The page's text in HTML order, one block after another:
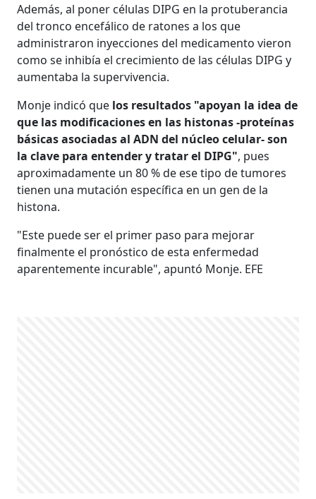
Además, al poner células DIPG en la protuberancia
del tronco encefálico de ratones a los que
administraron inyecciones del medicamento vieron
como se inhibía el crecimiento de las células DIPG y
aumentaba la supervivencia.
Monje indicó que los resultados "apoyan la idea de
que las modificaciones en las histonas -proteínas
básicas asociadas al ADN del núcleo celular- son
la clave para entender y tratar el DIPG", pues
aproximadamente un 80 % de ese tipo de tumores
tienen una mutación específica en un gen de la
histona.
"Este puede ser el primer paso para mejorar
finalmente el pronóstico de esta enfermedad
aparentemente incurable", apuntó Monje. EFE